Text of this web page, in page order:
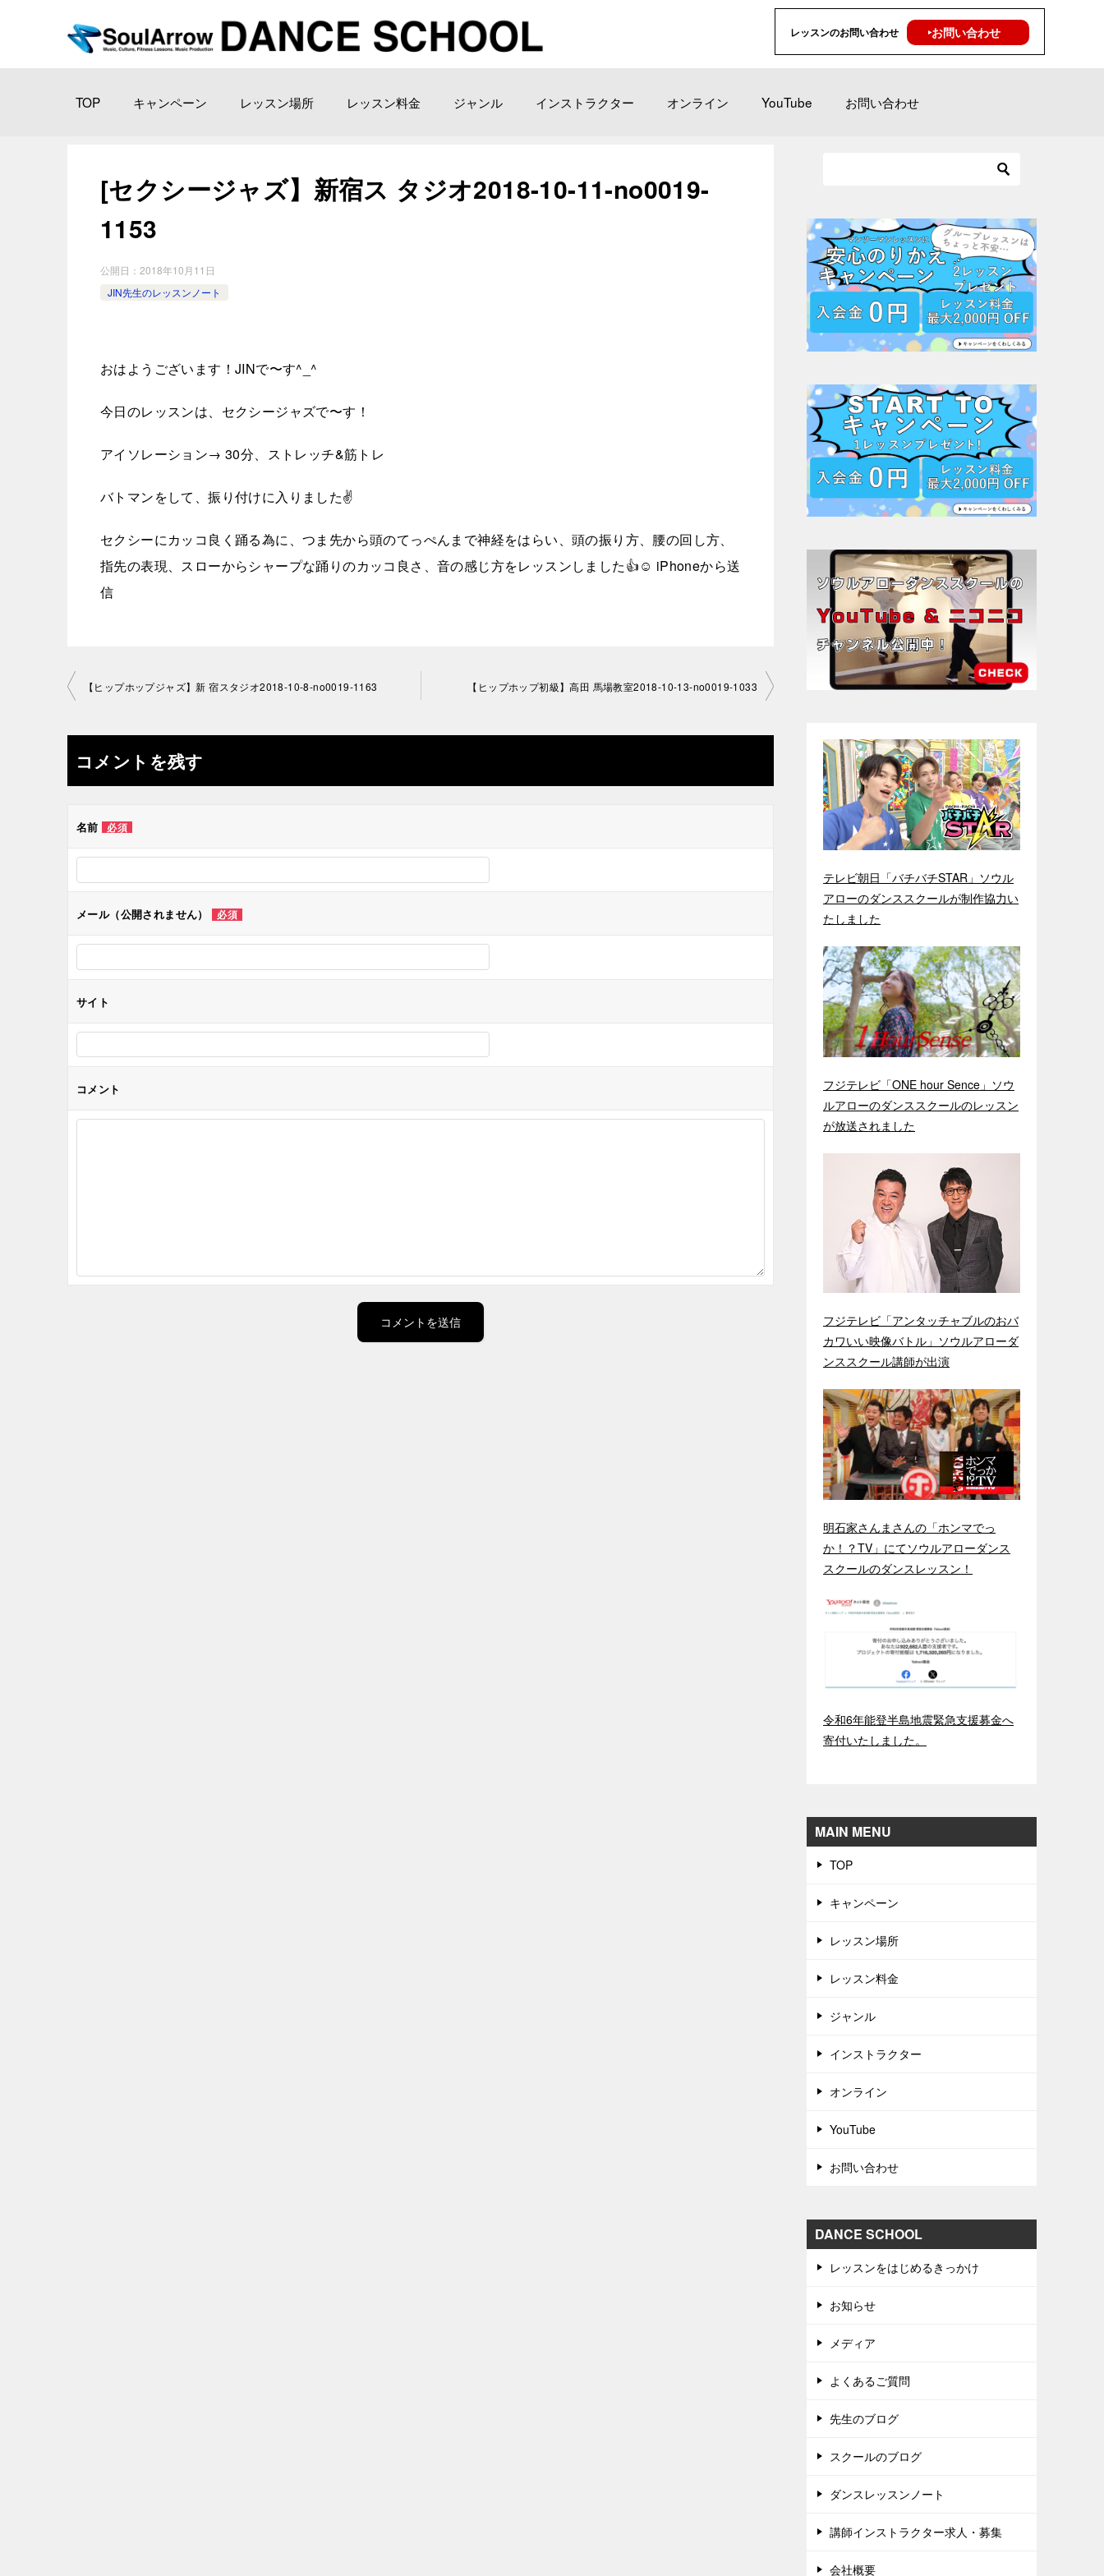
レッスンのお問い合わせ ‣お問い合わせ
TOP キャンペーン レッスン場所 レッスン料金 ジャンル インストラクター オンライン YouTube お問い合わせ
[セクシージャズ】新宿ス タジオ2018-10-11-no0019-
1153
公開日： 2018年10月11日
JIN先生のレッスンノート
おはようございます！JINで〜す^_^
今日のレッスンは、セクシージャズで〜す！
アイソレーション→ 30分、ストレッチ&筋トレ
バトマンをして、振り付けに入りました✌️
セクシーにカッコ良く踊る為に、つま先から頭のてっぺんまで神経をはらい、頭の振り方、腰の回し方、
指先の表現、スローからシャープな踊りのカッコ良さ、音の感じ方をレッスンしました👍☺️ iPhoneから送
信
投
ナ
ビ
ゲ
ー
ン
【ヒップホップジャズ】新 宿スタジオ2018-10-8-no0019-1163 【ヒップホップ初級】高田 馬場教室2018-10-13-no0019-1033
コメントを残す
名前 必須
メール（公開されません） 必須
サイト
コメント
テレビ朝日「バチバチSTAR」ソウル
アローのダンススクールが制作協力い
たしました
フジテレビ「ONE hour Sence」ソウ
ルアローのダンススクールのレッスン
が放送されました
フジテレビ「アンタッチャブルのおバ
カワいい映像バトル」ソウルアローダ
ンススクール講師が出演
明石家さんまさんの「ホンマでっ
か！？TV」にてソウルアローダンス
スクールのダンスレッスン！
令和6年能登半島地震緊急支援募金へ
寄付いたしました。
MAIN MENU
TOP
キャンペーン
レッスン場所
レッスン料金
ジャンル
インストラクター
オンライン
YouTube
お問い合わせ
DANCE SCHOOL
レッスンをはじめるきっかけ
お知らせ
メディア
よくあるご質問
先生のブログ
スクールのブログ
ダンスレッスンノート
講師インストラクター求人・募集
会社概要